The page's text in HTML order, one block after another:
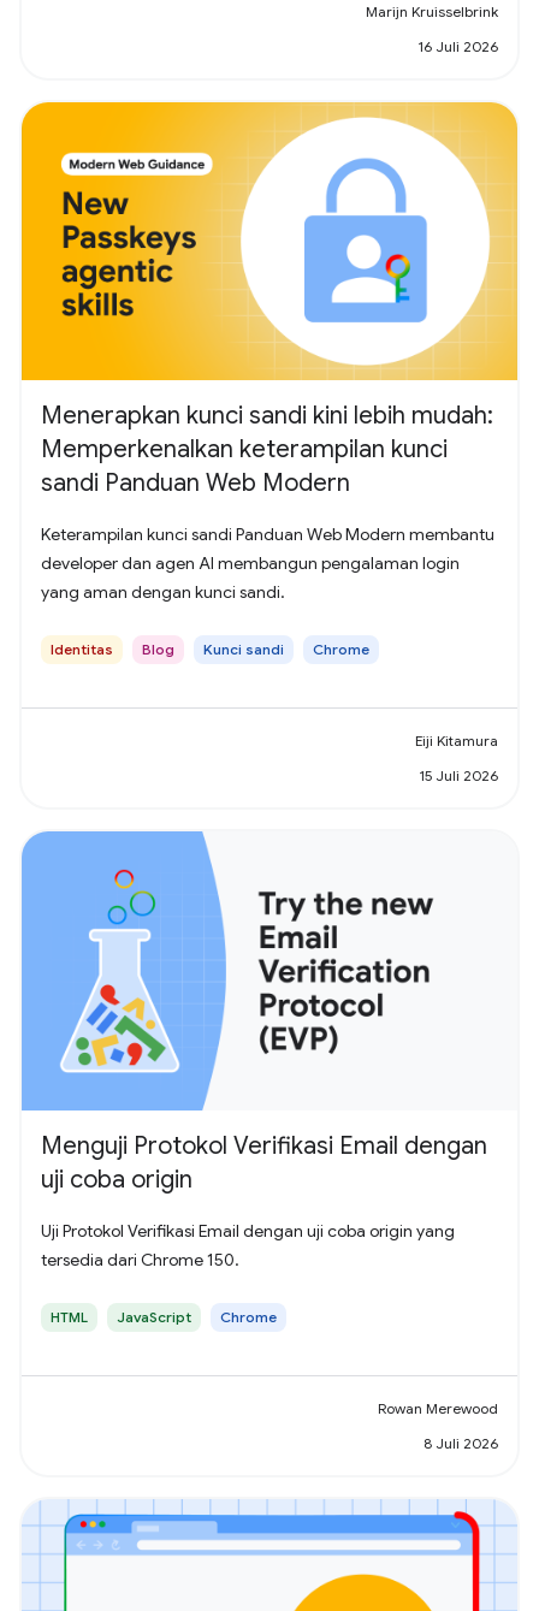
Marijn Kruisselbrink
16 Juli 2026
Menerapkan kunci sandi kini lebih mudah:
Memperkenalkan keterampilan kunci
sandi Panduan Web Modern
Keterampilan kunci sandi Panduan Web Modern membantu
developer dan agen AI membangun pengalaman login
yang aman dengan kunci sandi.
Identitas Blog Kunci sandi Chrome
Eiji Kitamura
15 Juli 2026
Menguji Protokol Verifikasi Email dengan
uji coba origin
Uji Protokol Verifikasi Email dengan uji coba origin yang
tersedia dari Chrome 150.
HTML JavaScript Chrome
Rowan Merewood
8 Juli 2026